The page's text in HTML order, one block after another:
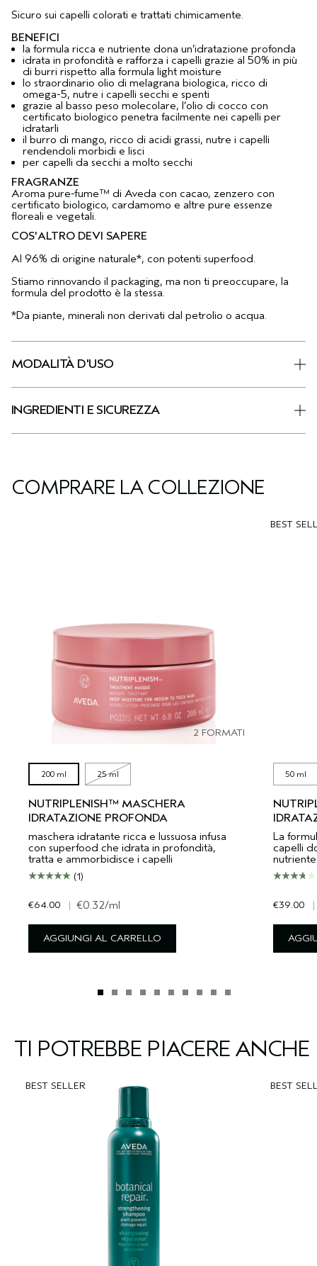
Sicuro sui capelli colorati e trattati chimicamente.
BENEFICI
la formula ricca e nutriente dona un’idratazione profonda
idrata in profondità e rafforza i capelli grazie al 50% in più
di burri rispetto alla formula light moisture
lo straordinario olio di melagrana biologica, ricco di
omega-5, nutre i capelli secchi e spenti
grazie al basso peso molecolare, l’olio di cocco con
certificato biologico penetra facilmente nei capelli per
idratarli
il burro di mango, ricco di acidi grassi, nutre i capelli
rendendoli morbidi e lisci
per capelli da secchi a molto secchi
FRAGRANZE
Aroma pure-fume™ di Aveda con cacao, zenzero con
certificato biologico, cardamomo e altre pure essenze
floreali e vegetali.
COS'ALTRO DEVI SAPERE
Al 96% di origine naturale*, con potenti superfood.
Stiamo rinnovando il packaging, ma non ti preoccupare, la
formula del prodotto è la stessa.
*Da piante, minerali non derivati dal petrolio o acqua.
MODALITÀ D'USO
INGREDIENTI E SICUREZZA
COMPRARE LA COLLEZIONE
2 FORMATI
200 ml 25 ml
NUTRIPLENISH™ MASCHERA
IDRATAZIONE PROFONDA
maschera idratante ricca e lussuosa infusa
con superfood che idrata in profondità,
tratta e ammorbidisce i capelli
(1)
€64.00 | €0.32/ml
AGGIUNGI AL CARRELLO
BEST
50 ml
La
capelli
nutriente
€39.00 |
TI POTREBBE PIACERE ANCHE
BEST SELLER BEST